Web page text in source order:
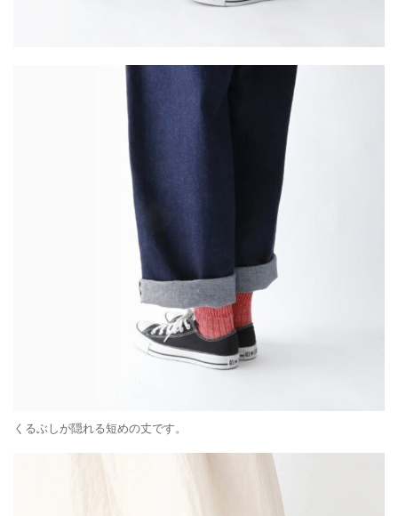
くるぶしが隠れる短めの丈です。